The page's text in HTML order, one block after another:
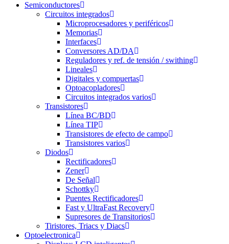
Semiconductores
Circuitos integrados
Microprocesadores y periféricos
Memorias
Interfaces
Conversores AD/DA
Reguladores y ref. de tensión / swithing
Lineales
Digitales y compuertas
Optoacopladores
Circuitos integrados varios
Transistores
Línea BC/BD
Línea TIP
Transistores de efecto de campo
Transistores varios
Diodos
Rectificadores
Zener
De Señal
Schottky
Puentes Rectificadores
Fast y UltraFast Recovery
Supresores de Transitorios
Tiristores, Triacs y Diacs
Optoelectronica